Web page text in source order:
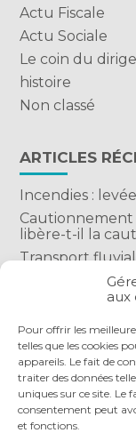
aux
Pour offrir les
telles que les cookies
appareils. Le fait de
traiter des données
uniques sur ce site. Le
consentement peut
et fonctions.
Actu Fiscale
Actu Sociale
Le coin du
histoire
Non classé
ARTICLES
Incendies :
Cautionnement
libère-t-il la
Transport
financière
Succession :